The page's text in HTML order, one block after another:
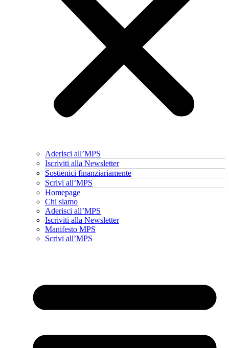
Aderisci all’MPS
Iscriviti alla Newsletter
Sostienici finanziariamente
Scrivi all’MPS
Homepage
Chi siamo
Aderisci all’MPS
Iscriviti alla Newsletter
Manifesto MPS
Scrivi all’MPS